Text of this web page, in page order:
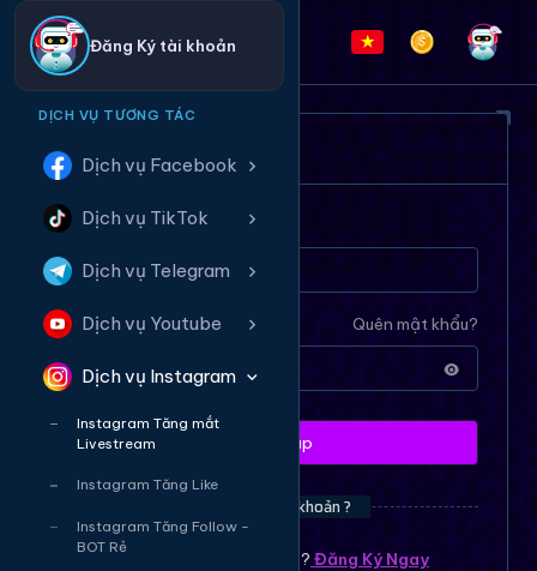
Đăng Ký tài khoản
DỊCH VỤ TƯƠNG TÁC
Dịch vụ Facebook
Dịch vụ TikTok
Dịch vụ Telegram
Dịch vụ Youtube
Dịch vụ Instagram
Instagram Tăng mắt
Livestream
Instagram Tăng Like
Instagram Tăng Follow -
BOT Rẻ
ĐĂNG NHẬP HỆ THỐNG
Tên tài khoản
Quên mật khẩu?
Mật khẩu
Đăng nhập
Bạn chưa có tài khoản ?
Bạn chưa có tài khoản ? ? Đăng Ký Ngay